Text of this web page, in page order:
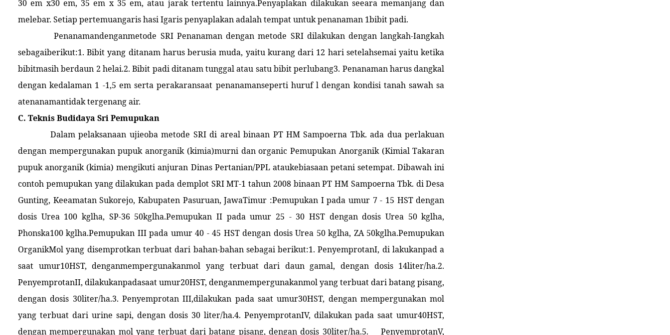
30 em x30 em, 35 em x 35 em, atau jarak tertentu lainnya.Penyaplakan dilakukan seeara memanjang dan
melebar. Setiap pertemuangaris hasi Igaris penyaplakan adalah tempat untuk penanaman 1bibit padi.
Penanamandenganmetode SRI Penanaman dengan metode SRI dilakukan dengan langkah-Iangkah
sebagaiberikut:1. Bibit yang ditanam harus berusia muda, yaitu kurang dari 12 hari setelahsemai yaitu ketika
bibitmasih berdaun 2 helai.2. Bibit padi ditanam tunggal atau satu bibit perlubang3. Penanaman harus dangkal
dengan kedalaman 1 -1,5 em serta perakaransaat penanamanseperti huruf l dengan kondisi tanah sawah sa
atenanamantidak tergenang air.
C. Teknis Budidaya Sri Pemupukan
Dalam pelaksanaan ujieoba metode SRI di areal binaan PT HM Sampoerna Tbk. ada dua perlakuan
dengan mempergunakan pupuk anorganik (kimia)murni dan organic Pemupukan Anorganik (Kimial Takaran
pupuk anorganik (kimia) mengikuti anjuran Dinas Pertanian/PPL ataukebiasaan petani setempat. Dibawah ini
contoh pemupukan yang dilakukan pada demplot SRI MT-1 tahun 2008 binaan PT HM Sampoerna Tbk. di Desa
Gunting, Keeamatan Sukorejo, Kabupaten Pasuruan, JawaTimur :Pemupukan I pada umur 7 - 15 HST dengan
dosis Urea 100 kglha, SP-36 50kglha.Pemupukan II pada umur 25 - 30 HST dengan dosis Urea 50 kglha,
Phonska100 kglha.Pemupukan III pada umur 40 - 45 HST dengan dosis Urea 50 kglha, ZA 50kglha.Pemupukan
OrganikMol yang disemprotkan terbuat dari bahan-bahan sebagai berikut:1. PenyemprotanI, di lakukanpad a
saat umur10HST, denganmempergunakanmol yang terbuat dari daun gamal, dengan dosis 14liter/ha.2.
PenyemprotanII, dilakukanpadasaat umur20HST, denganmempergunakanmol yang terbuat dari batang pisang,
dengan dosis 30liter/ha.3. Penyemprotan III,dilakukan pada saat umur30HST, dengan mempergunakan mol
yang terbuat dari urine sapi, dengan dosis 30 liter/ha.4. PenyemprotanIV, dilakukan pada saat umur40HST,
dengan mempergunakan mol yang terbuat dari batang pisang, dengan dosis 30liter/ha.5.
PenyemprotanV,